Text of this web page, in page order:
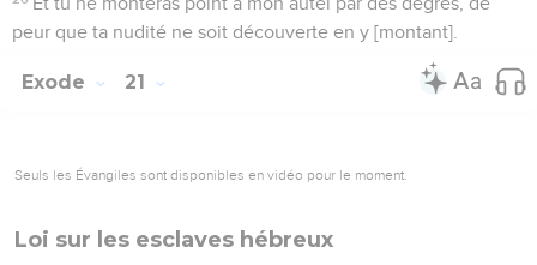
peur que ta nudité ne soit découverte en y [montant].
Exode 21
Seuls les Évangiles sont disponibles en vidéo pour le moment.
Loi sur les esclaves hébreux